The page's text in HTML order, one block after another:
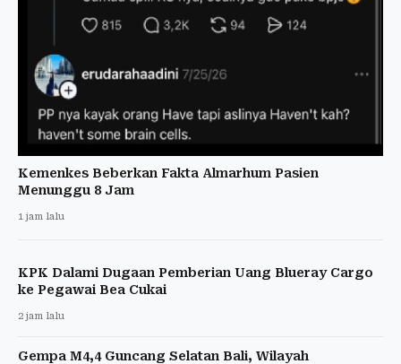
Kemenkes Beberkan Fakta Almarhum Pasien
Menunggu 8 Jam
1 jam lalu
KPK Dalami Dugaan Pemberian Uang Blueray Cargo
ke Pegawai Bea Cukai
2 jam lalu
Gempa M4,4 Guncang Selatan Bali, Wilayah